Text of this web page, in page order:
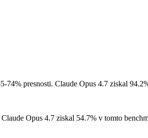
74% presnosti. Claude Opus 4.7 ziskal
Claude Opus 4.7 ziskal 54.7% v tomto